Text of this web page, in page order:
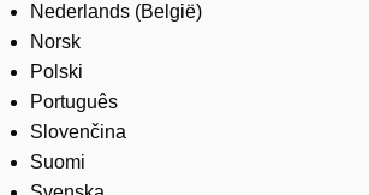
Nederlands (België)
Norsk
Polski
Português
Slovenčina
Suomi